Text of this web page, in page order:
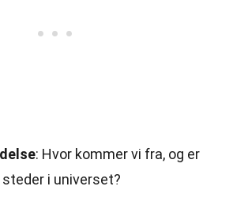
: Hvor kommer vi fra, og er
steder i universet?